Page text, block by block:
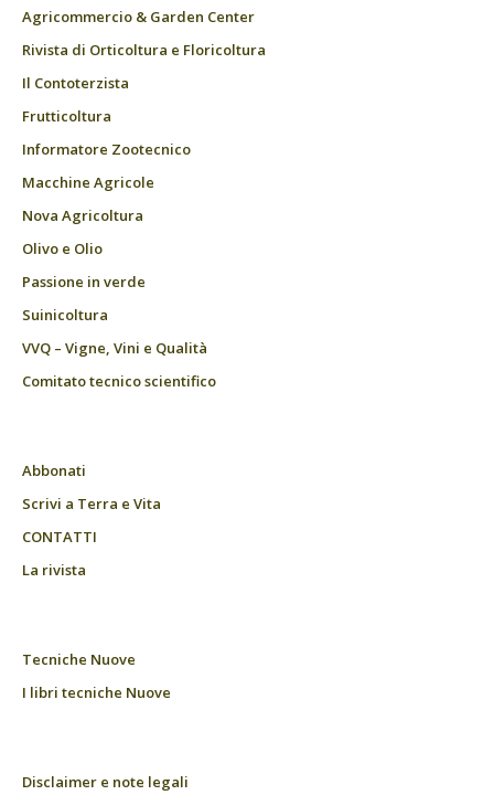
Agricommercio & Garden Center
Rivista di Orticoltura e Floricoltura
Il Contoterzista
Frutticoltura
Informatore Zootecnico
Macchine Agricole
Nova Agricoltura
Olivo e Olio
Passione in verde
Suinicoltura
VVQ – Vigne, Vini e Qualità
Comitato tecnico scientifico
Abbonati
Scrivi a Terra e Vita
CONTATTI
La rivista
Tecniche Nuove
I libri tecniche Nuove
Disclaimer e note legali